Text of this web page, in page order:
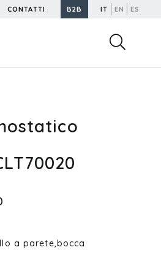
CONTATTI B2B IT EN ES
a parete,bocca